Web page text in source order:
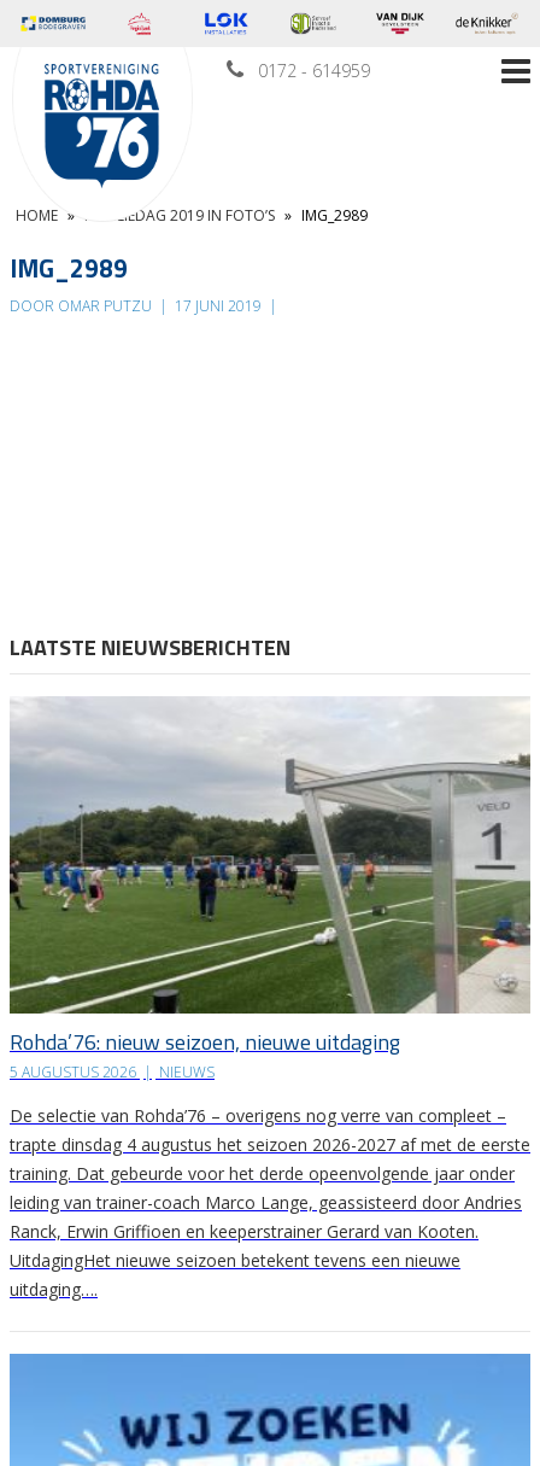
0172 - 614959
HOME » FAMILIEDAG 2019 IN FOTO’S » IMG_2989
IMG_2989
DOOR OMAR PUTZU | 17 JUNI 2019 |
LAATSTE NIEUWSBERICHTEN
Rohda’76: nieuw seizoen, nieuwe uitdaging
5 AUGUSTUS 2026 | NIEUWS
De selectie van Rohda’76 – overigens nog verre van compleet –
trapte dinsdag 4 augustus het seizoen 2026-2027 af met de eerste
training. Dat gebeurde voor het derde opeenvolgende jaar onder
leiding van trainer-coach Marco Lange, geassisteerd door Andries
Ranck, Erwin Griffioen en keeperstrainer Gerard van Kooten.
UitdagingHet nieuwe seizoen betekent tevens een nieuwe
uitdaging….